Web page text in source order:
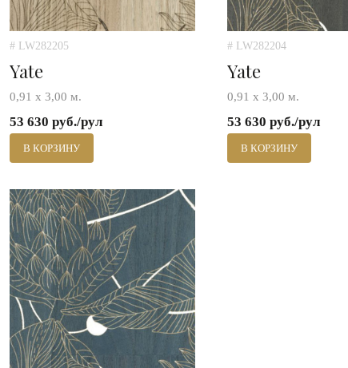
# LW282205
Yate
0,91 x 3,00 м.
53 630 руб./рул
В КОРЗИНУ
# LW282204
Yate
0,91 x 3,00 м.
53 630 руб./рул
В КОРЗИНУ